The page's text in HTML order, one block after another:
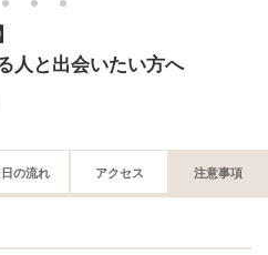
2 3 4
人と出会いたい方へ
日の流れ アクセス 注意事項